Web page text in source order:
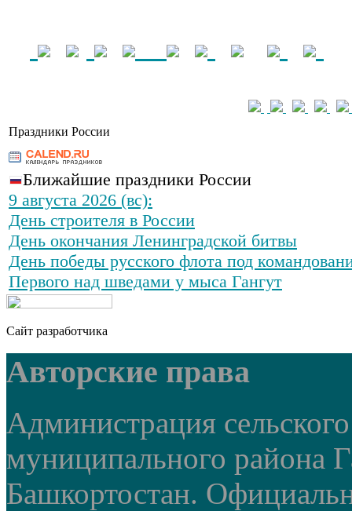
Праздники России
Ближайшие праздники России
9 августа 2026 (вс):
День строителя в России
День окончания Ленинградской битвы
День победы русского флота под
Первого над шведами у мыса Гангут
Сайт разработчика
Авторские права
Администрация
муниципального района
Башкортостан.